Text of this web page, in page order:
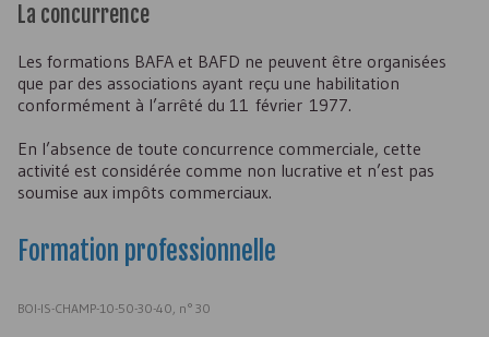
La concurrence
Les formations BAFA et BAFD ne peuvent être organisées
que par des associations ayant reçu une habilitation
conformément à l’arrêté du 11 février 1977.
En l’absence de toute concurrence commerciale, cette
activité est considérée comme non lucrative et n’est pas
soumise aux impôts commerciaux.
Formation professionnelle
BOI-IS-CHAMP-10-50-30-40, n° 30